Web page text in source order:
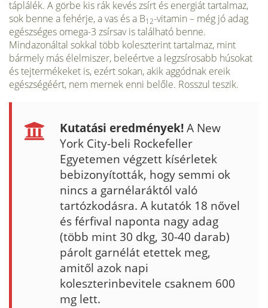
táplálék. A görbe kis rák kevés zsírt és energiát tartalmaz,
sok benne a fehérje, a vas és a B12-vitamin – még jó adag
egészséges omega-3 zsírsav is található benne.
Mindazonáltal sokkal több koleszterint tartalmaz, mint
bármely más élelmiszer, beleértve a legzsírosabb húso­kat
és tejtermékeket is, ezért sokan, akik aggódnak ereik
egészségéért, nem mernek enni belőle. Rosszul teszik.
Kutatási eredmények!A New
York City-beli Rockefeller
Egyetemen végzett kísérletek
bebizonyították, hogy semmi ok
nincs a garnélaráktól való
tartózkodásra. A kutatók 18 nővel
és férfival naponta nagy adag
(több mint 30 dkg, 30-40 darab)
párolt garnélát etettek meg,
amitől azok napi
koleszterinbevitele csaknem 600
mg lett.